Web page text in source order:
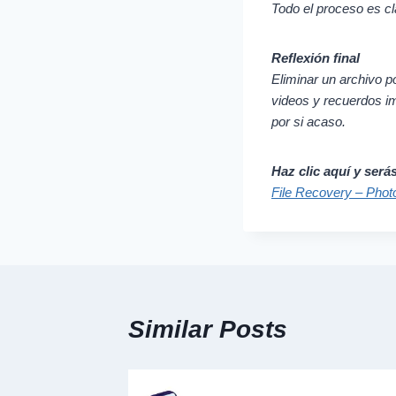
Todo el proceso es
Reflexión final
Eliminar un archivo
videos y recuerdos
por si acaso.
Haz clic aquí y
File Recovery –
Similar Posts